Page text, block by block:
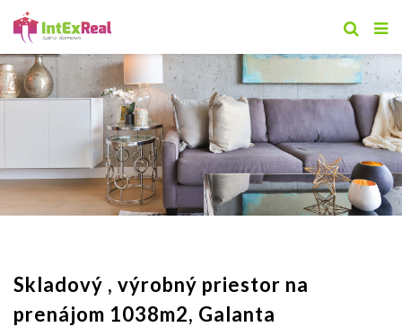
Skladový , výrobný priestor na
prenájom 1038m2, Galanta